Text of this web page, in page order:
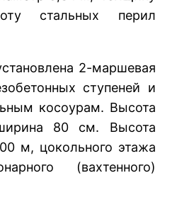
стальных перил
2-маршевая
ступеней и
косоурам. Высота
80 см. Высота
м, цокольного этажа
(вахтенного)